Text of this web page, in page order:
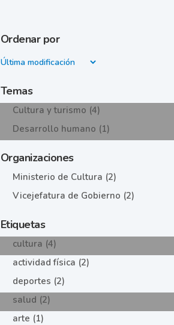
Ordenar por
Temas
Cultura y turismo (4)
Desarrollo humano (1)
Organizaciones
Ministerio de Cultura (2)
Vicejefatura de Gobierno (2)
Etiquetas
cultura (4)
actividad física (2)
deportes (2)
salud (2)
arte (1)